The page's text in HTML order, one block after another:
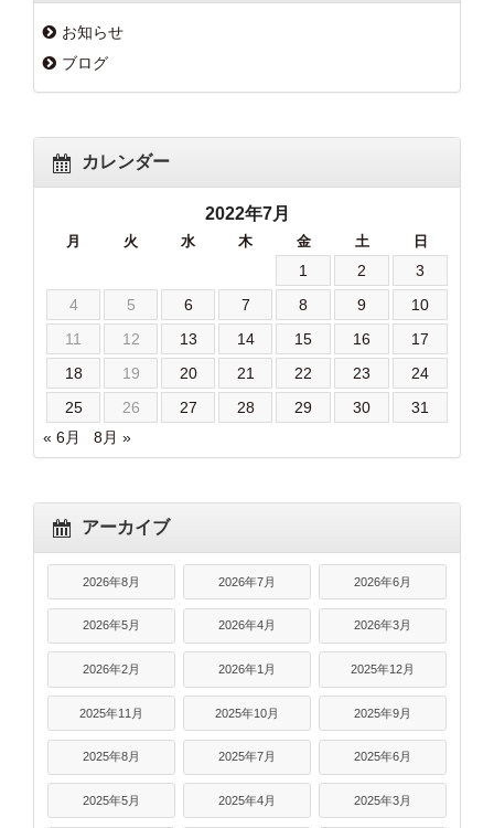
お知らせ
ブログ
カレンダー
2022年7月
月 火 水 木 金 土 日
1 2
3
4
5 6 7 8 9
10
11
12 13 14 15 16
17
18
19 20 21 22 23
24
25
26 27 28 29 30
31
« 6月
8月 »
アーカイブ
2026年8月 2026年7月 2026年6月
2026年5月 2026年4月 2026年3月
2026年2月 2026年1月 2025年12月
2025年11月 2025年10月 2025年9月
2025年8月 2025年7月 2025年6月
2025年5月 2025年4月 2025年3月